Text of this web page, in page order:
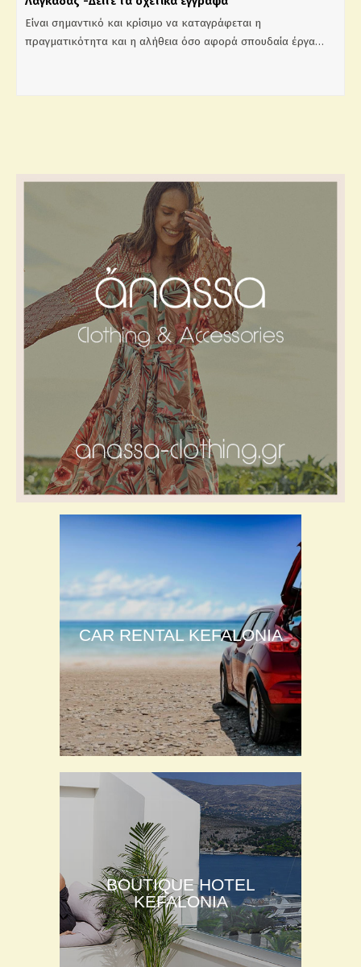
Είναι σημαντικό και κρίσιμο να καταγράφεται η
πραγματικότητα και η αλήθεια όσο αφορά σπουδαία έργα…
CAR RENTAL KEFALONIA
BOUTIQUE HOTEL
KEFALONIA